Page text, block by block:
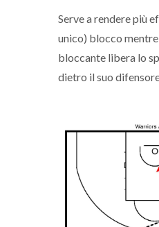
Serve a rendere più
unico) blocco
bloccante libera lo
dietro il suo